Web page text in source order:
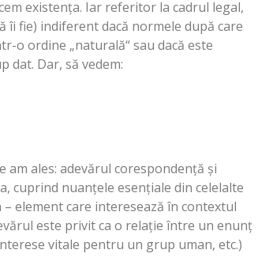
existenţa. Iar referitor la cadrul legal,
îi fie) indiferent dacă normele după care
o ordine „naturală“ sau dacă este
Dar, să vedem:
am ales: adevărul corespondenţă şi
cuprind nuanţele esenţiale din celelalte
element care interesează în contextul
este privit ca o relaţie între un enunţ
vitale pentru un grup uman, etc.)